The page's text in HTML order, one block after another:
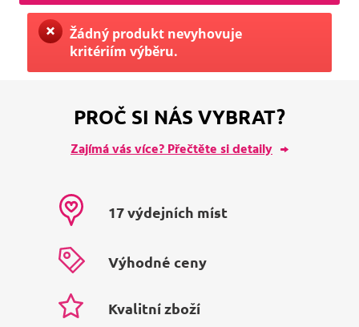
Žádný produkt nevyhovuje
kritériím výběru.
PROČ SI NÁS VYBRAT?
Zajímá vás více? Přečtěte si detaily
17 výdejních míst
Výhodné ceny
Kvalitní zboží